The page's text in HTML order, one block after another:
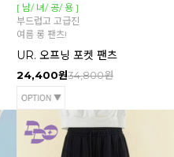
[ 남/ 녀/ 공/ 용 ]
부드럽고 고급진
여름 롱 팬츠!
UR. 오프닝 포켓 팬츠
24,400원34,800원